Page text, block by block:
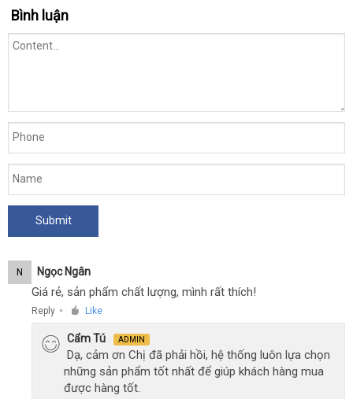
Bình luận
N Ngọc Ngân
Giá rẻ, sản phẩm chất lượng, mình rất thích!
Reply ● Like
Cẩm Tú ADMIN
Dạ, cảm ơn Chị đã phải hồi, hệ thống luôn lựa chọn
những sản phẩm tốt nhất để giúp khách hàng mua
được hàng tốt.